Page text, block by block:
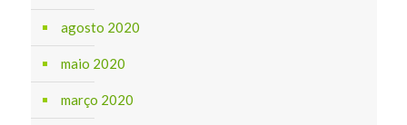
agosto 2020
maio 2020
março 2020